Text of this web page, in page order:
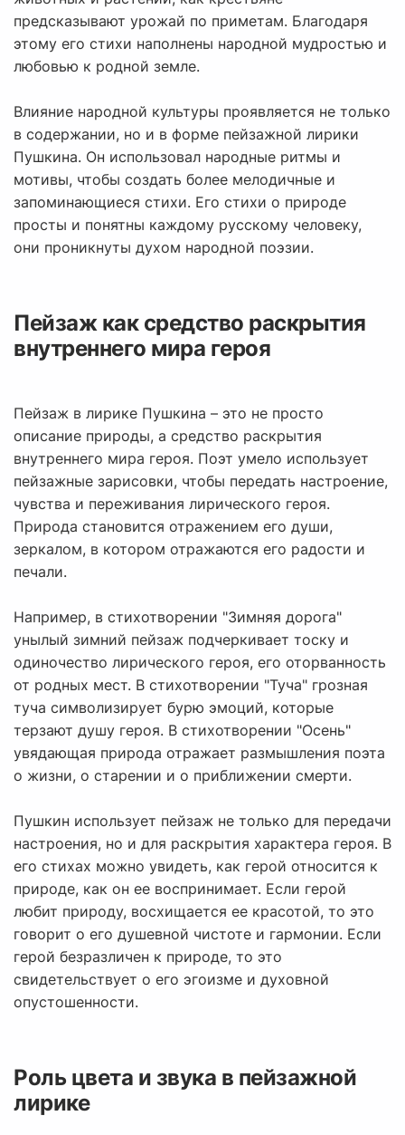
предсказывают урожай по приметам. Благодаря
этому его стихи наполнены народной мудростью и
любовью к родной земле.
Влияние народной культуры проявляется не только
в содержании, но и в форме пейзажной лирики
Пушкина. Он использовал народные ритмы и
мотивы, чтобы создать более мелодичные и
запоминающиеся стихи. Его стихи о природе
просты и понятны каждому русскому человеку,
они проникнуты духом народной поэзии.
Пейзаж как средство раскрытия
внутреннего мира героя
Пейзаж в лирике Пушкина – это не просто
описание природы, а средство раскрытия
внутреннего мира героя. Поэт умело использует
пейзажные зарисовки, чтобы передать настроение,
чувства и переживания лирического героя.
Природа становится отражением его души,
зеркалом, в котором отражаются его радости и
печали.
Например, в стихотворении "Зимняя дорога"
унылый зимний пейзаж подчеркивает тоску и
одиночество лирического героя, его оторванность
от родных мест. В стихотворении "Туча" грозная
туча символизирует бурю эмоций, которые
терзают душу героя. В стихотворении "Осень"
увядающая природа отражает размышления поэта
о жизни, о старении и о приближении смерти.
Пушкин использует пейзаж не только для передачи
настроения, но и для раскрытия характера героя. В
его стихах можно увидеть, как герой относится к
природе, как он ее воспринимает. Если герой
любит природу, восхищается ее красотой, то это
говорит о его душевной чистоте и гармонии. Если
герой безразличен к природе, то это
свидетельствует о его эгоизме и духовной
опустошенности.
Роль цвета и звука в пейзажной
лирике